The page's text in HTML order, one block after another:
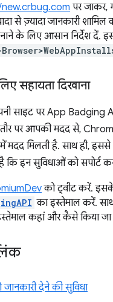
पर जाकर,
से ज़्यादा जानकारी शामिल
बनाने के लिए आसान निर्देश दें.
सहायता दिखाना
साइट पर App Badging
पर आपकी मदद से,
में मदद मिलती है. साथ ही,
कि इन सुविधाओं को सपोर्ट
को ट्वीट करें.
का इस्तेमाल करें.
कहां और कैसे किया जा
जानकारी देने की सुविधा